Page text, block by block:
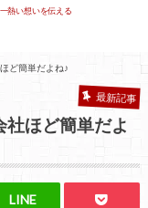
熱い想いを伝える
ど簡単だよね♪
最新記事
ほど簡単だよ